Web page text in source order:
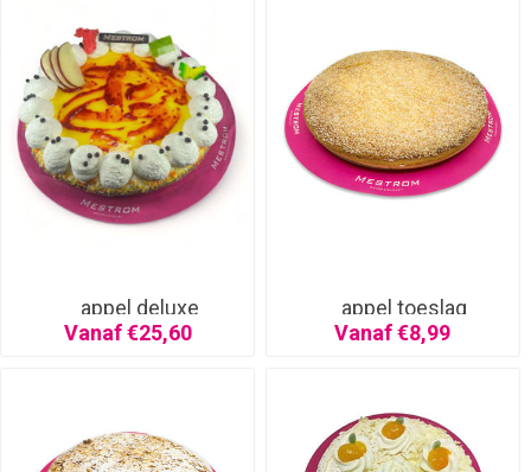
appel deluxe
Vanaf €25,60
appel toeslag
Vanaf €8,99